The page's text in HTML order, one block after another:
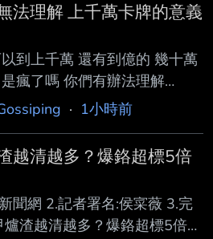
法理解 上千萬卡牌的意義
到上千萬 還有到億的 幾十萬
瘋了嗎 你們有辦法理解
· 1小時前
越清越多？爆鉻超標5倍
聞網 2.記者署名:侯寀薇 3.完
渣越清越多？爆鉻超標5倍